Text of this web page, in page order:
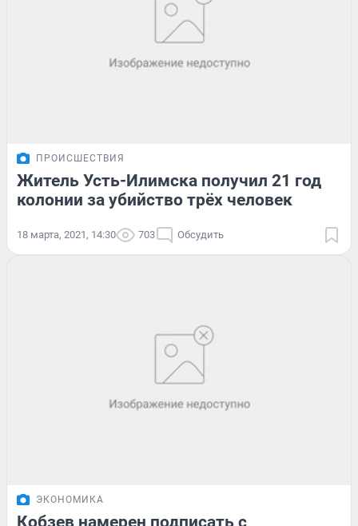
ПРОИСШЕСТВИЯ
Житель Усть-Илимска получил 21 год
колонии за убийство трёх человек
18 марта, 2021, 14:30 703 Обсудить
ЭКОНОМИКА
Кобзев намерен подписать с